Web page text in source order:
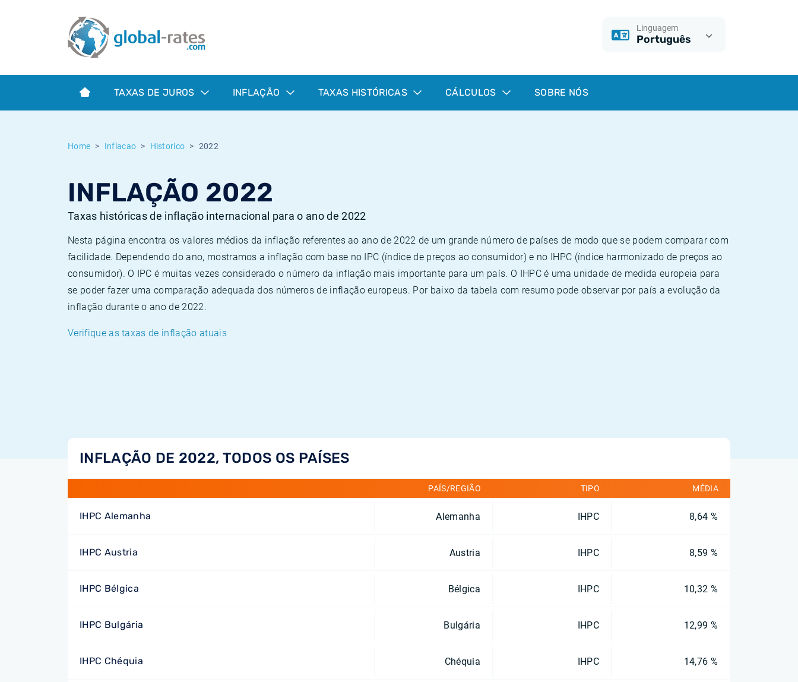
Linguagem
Português
TAXAS DE JUROS INFLAÇÃO TAXAS HISTÓRICAS CÁLCULOS SOBRE NÓS
Home Inflacao Historico 2022
INFLAÇÃO 2022
Taxas históricas de inflação internacional para o ano de 2022
Nesta página encontra os valores médios da inflação referentes ao ano de 2022 de um grande número de países de modo que se podem comparar com
facilidade. Dependendo do ano, mostramos a inflação com base no IPC (índice de preços ao consumidor) e no IHPC (índice harmonizado de preços ao
consumidor). O IPC é muitas vezes considerado o número da inflação mais importante para um país. O IHPC é uma unidade de medida europeia para
se poder fazer uma comparação adequada dos números de inflação europeus. Por baixo da tabela com resumo pode observar por país a evolução da
inflação durante o ano de 2022.
Verifique as taxas de inflação atuais
INFLAÇÃO DE 2022, TODOS OS PAÍSES
PAÍS/REGIÃO TIPO MÉDIA
IHPC Alemanha Alemanha IHPC 8,64 %
IHPC Austria Austria IHPC 8,59 %
IHPC Bélgica Bélgica IHPC 10,32 %
IHPC Bulgária Bulgária IHPC 12,99 %
IHPC Chéquia Chéquia IHPC 14,76 %
Term SOFR
O que é a inflação do IPC?
O que é a inflação do IHPC?
Taxas Euribor históricas
Taxas ESTER históricas
Taxas de inflação históricas
Calculadora de inflação